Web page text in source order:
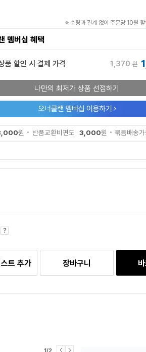
※ 수량과 관계 없이 주문당 10원
멤버십 혜택
품 할인 시 결제 가격 1,370원
나만의 최저가 상품 선점하기
원 반품교환비편도 3,000원 묶음배송
트 추가 장바구니
1/2